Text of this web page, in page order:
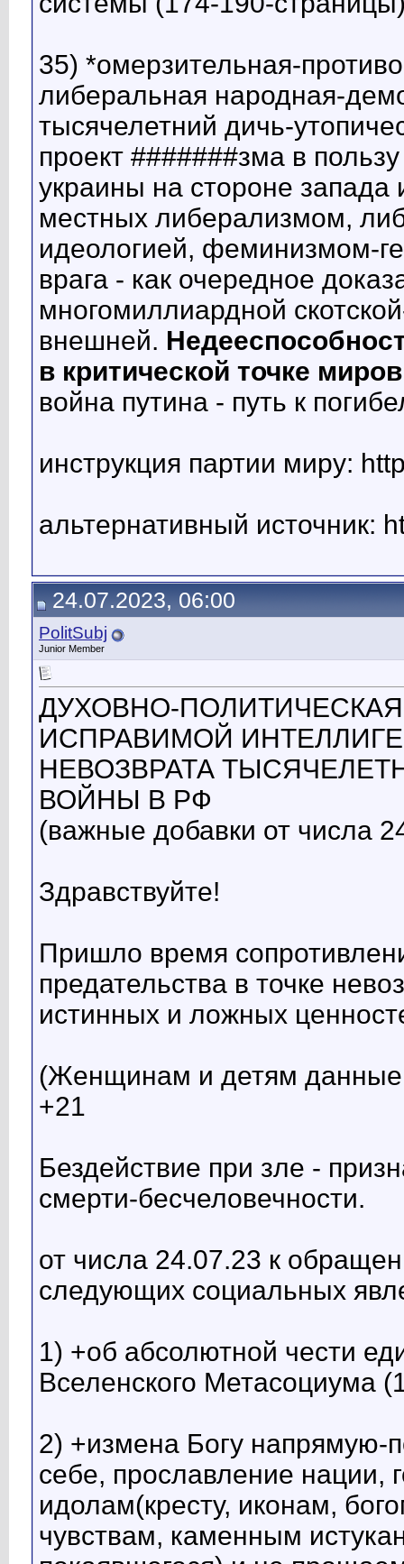
35) *омерзительная-
либеральная народная-
тысячелетний дичь-
проект #######зма в
украины на стороне запада
местных либерализмом,
идеологией, феминизмом-
врага - как очередное
многомиллиардной
внешней.
в критической точке
война путина - путь к
инструкция партии миру:
альтернативный источник:
24.07.2023, 06:00
PolitSubj
Junior Member
ДУХОВНО-
ИСПРАВИМОЙ
НЕВОЗВРАТА
ВОЙНЫ В РФ
(важные добавки от числа
Здравствуйте!
Пришло время
предательства в точке
истинных и ложных
(Женщинам и детям
+21
Бездействие при зле -
смерти-бесчеловечности.
от числа 24.07.23 к
следующих социальных
1) +об абсолютной чести
Вселенского Метасоциума
2) +измена Богу напрямую-
себе, прославление нации,
идолам(кресту, иконам,
чувствам, каменным